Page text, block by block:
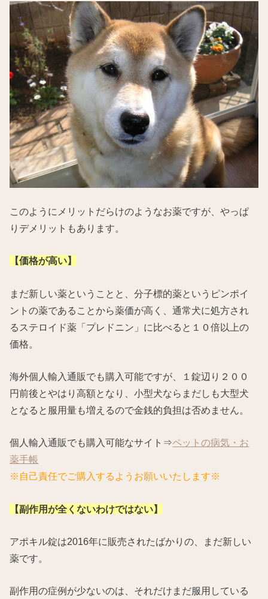
このようにメリットだらけのようなお薬ですが、やっぱ
りデメリットもあります。
【価格が高い】
まだ新しい薬ということと、分子標的薬というピンポイ
ントの薬であることから薬価が高く、通常犬に処方され
るステロイド薬「プレドニン」に比べると１０倍以上の
価格。
海外個人輸入通販でも購入可能ですが、１錠辺り２００
円前後とやはり高額となり、小型犬ならまだしも大型犬
となると服用量も増えるので金銭的負担は否めません。
個人輸入通販でも購入可能なサイト⇒ペットの病気・お
薬手帳
※自己責任でご購入するようお願いいたします※
【副作用が全くないわけではない】
アポキル錠は2016年に販売されたばかりの、まだ新しい
薬です。
副作用の症例が少ないのは、それだけまだ服用している